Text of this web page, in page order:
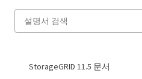
StorageGRID 11.5 문서